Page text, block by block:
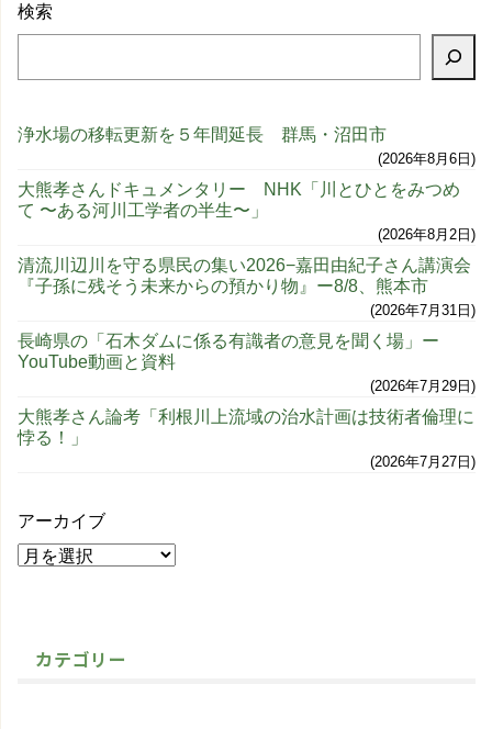
検索
浄水場の移転更新を５年間延長 群馬・沼田市
2026年8月6日
大熊孝さんドキュメンタリー NHK「川とひとをみつめ
て 〜ある河川工学者の半生〜」
2026年8月2日
清流川辺川を守る県民の集い2026−嘉田由紀子さん講演会
『子孫に残そう未来からの預かり物』ー8/8、熊本市
2026年7月31日
長崎県の「石木ダムに係る有識者の意見を聞く場」ー
YouTube動画と資料
2026年7月29日
大熊孝さん論考「利根川上流域の治水計画は技術者倫理に
悖る！」
2026年7月27日
アーカイブ
カテゴリー